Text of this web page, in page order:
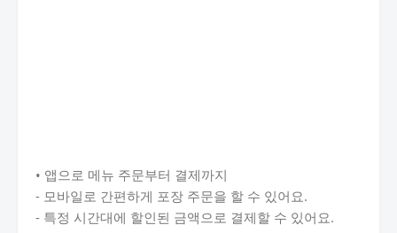
• 앱으로 메뉴 주문부터 결제까지
- 모바일로 간편하게 포장 주문을 할 수 있어요.
- 특정 시간대에 할인된 금액으로 결제할 수 있어요.